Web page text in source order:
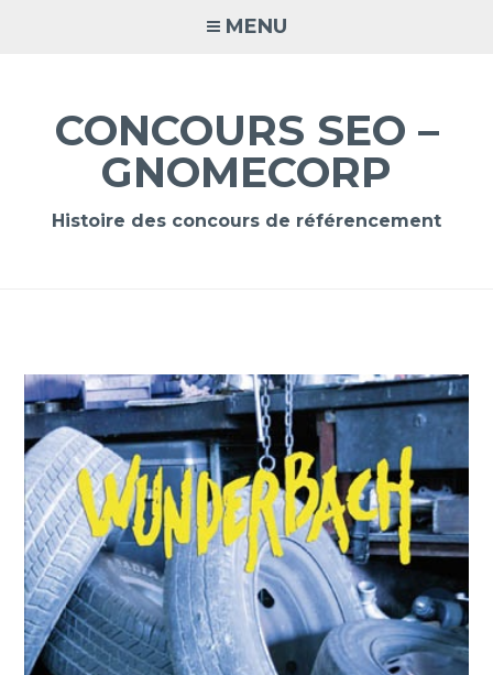
MENU
CONCOURS SEO –
GNOMECORP
Histoire des concours de référencement